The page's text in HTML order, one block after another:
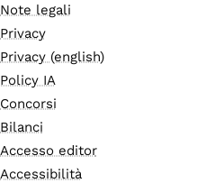
Note legali
Privacy
Privacy (english)
Policy IA
Concorsi
Bilanci
Accesso editor
Accessibilità